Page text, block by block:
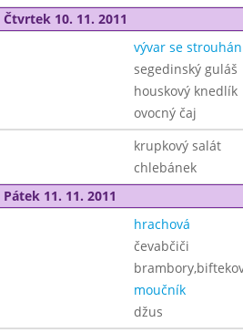
Čtvrtek 10. 11. 2011
vývar se
segedinský guláš
houskový knedlík
ovocný čaj
krupkový salát
chlebánek
Pátek 11. 11. 2011
hrachová
čevabčiči
moučník
džus